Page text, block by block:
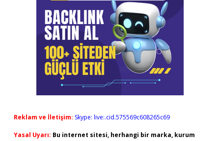
Reklam ve İletişim: Skype: live:.cid.575569c608265c69
Yasal Uyarı: Bu internet sitesi, herhangi bir marka, kurum